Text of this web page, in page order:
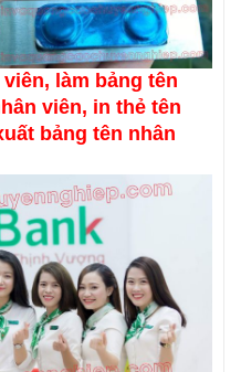
làm bảng tên
viên, in thẻ tên
bảng tên nhân